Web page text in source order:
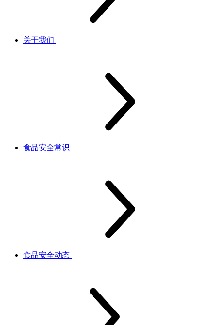
关于我们
食品安全常识
食品安全动态